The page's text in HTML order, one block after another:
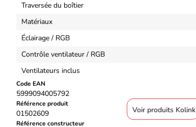
Traversée du boîtier
Matériaux
Éclairage / RGB
Contrôle ventilateur / RGB
Ventilateurs inclus
Code EAN
5999094005792
Référence produit
01502609
Référence constructeur
Voir produits Kolink